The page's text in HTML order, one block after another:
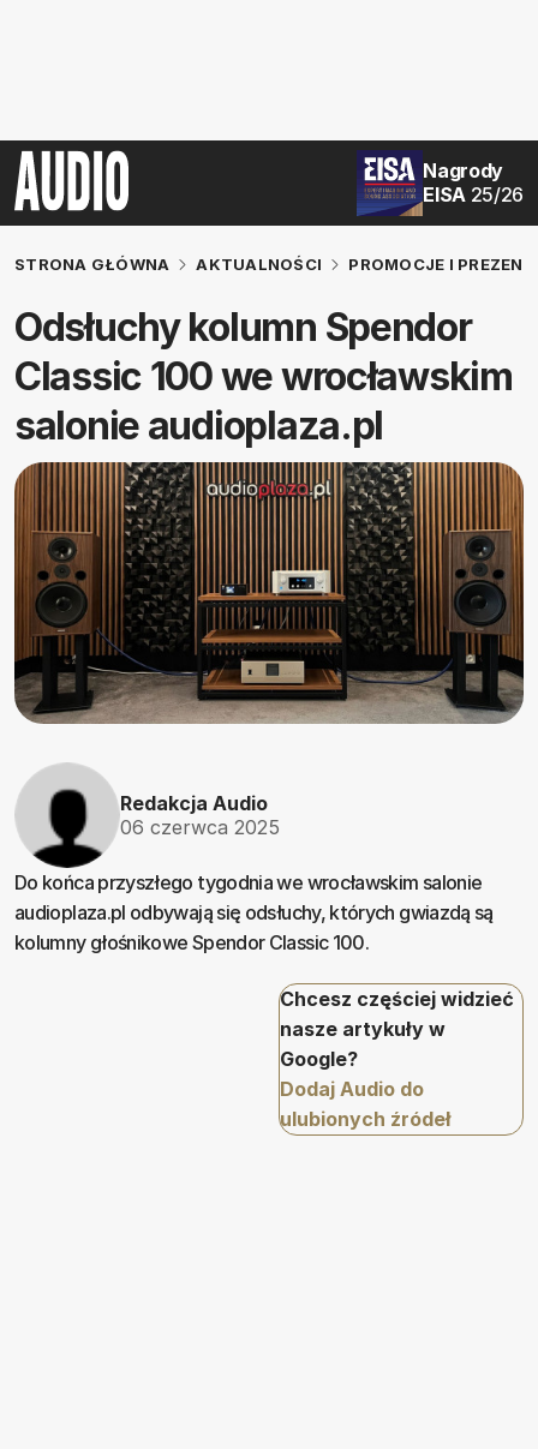
Nagrody
EISA 25/26
STRONA GŁÓWNA AKTUALNOŚCI PROMOCJE I
Odsłuchy kolumn Spendor
Classic 100 we wrocławskim
salonie audioplaza.pl
Redakcja Audio
06 czerwca 2025
Do końca przyszłego tygodnia we wrocławskim salonie
audioplaza.pl odbywają się odsłuchy, których gwiazdą są
kolumny głośnikowe Spendor Classic 100.
Chcesz częściej widzieć
nasze artykuły w
Google?
Dodaj Audio do
ulubionych źródeł